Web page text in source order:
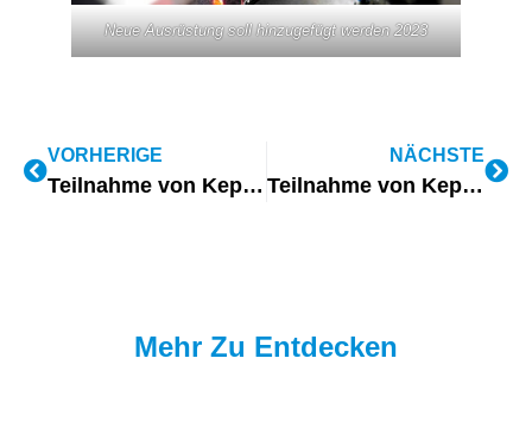
Neue Ausrüstung soll hinzugefügt werden 2023
VORHERIGE
Teilnahme von Kepo Electronics an der Electronic Distribution Show in Las Vegas
NÄCHSTE
Teilnahme von Kepo Electronics an der Automotive Interiors Expo, Nordamerika 2024
Mehr Zu Entdecken